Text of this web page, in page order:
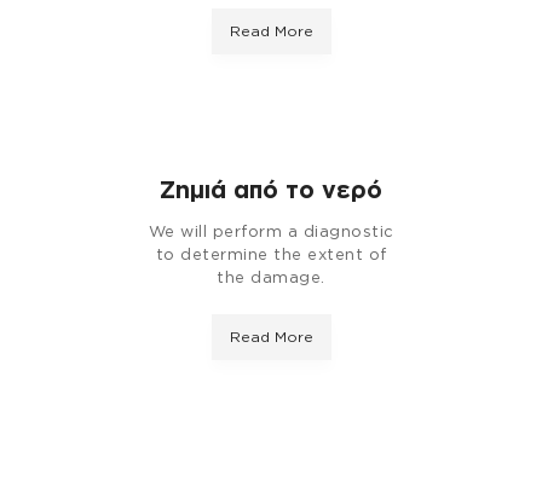
Read More
Ζημιά από το νερό
We will perform a diagnostic
to determine the extent of
the damage.
Read More